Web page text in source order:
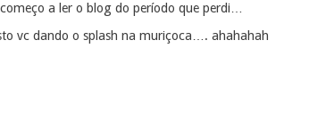
a ler o blog do período que perdi…
vc dando o splash na muriçoca…. ahahahah